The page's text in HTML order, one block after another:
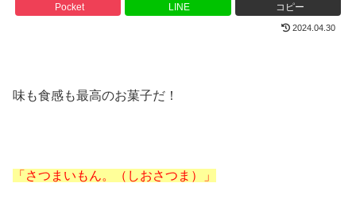
Pocket LINE コピー
2024.04.30
味も食感も最高のお菓子だ！
「さつまいもん。（しおさつま）」